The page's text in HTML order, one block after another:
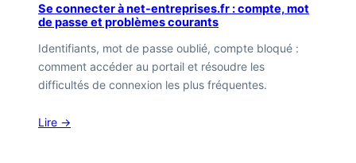
Se connecter à net-entreprises.fr : compte, mot
de passe et problèmes courants
Identifiants, mot de passe oublié, compte bloqué :
comment accéder au portail et résoudre les
difficultés de connexion les plus fréquentes.
Lire →